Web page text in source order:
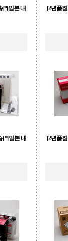
]*[일본 내
[2년품
] *[일본 내
[2년품